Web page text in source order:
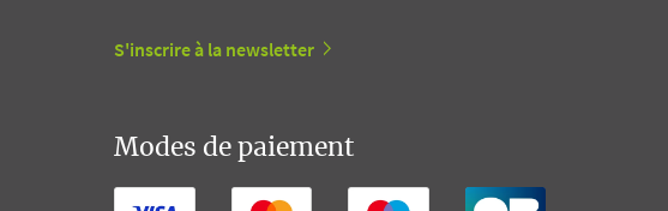
S'inscrire à la newsletter
Modes de paiement